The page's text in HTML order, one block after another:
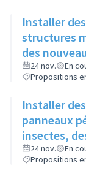
Installer
structures
des
24 nov.
En
Propositions
Installer
panneaux
insectes,
pour
Château à
24 nov.
En
Propositions